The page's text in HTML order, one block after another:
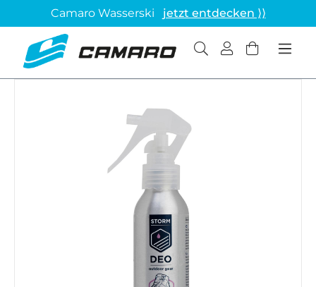
Camaro Wasserski jetzt entdecken ⟩⟩